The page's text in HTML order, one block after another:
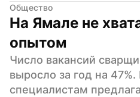
Общество
На Ямале не
опытом
Число вакансий
выросло за год на
специалистам